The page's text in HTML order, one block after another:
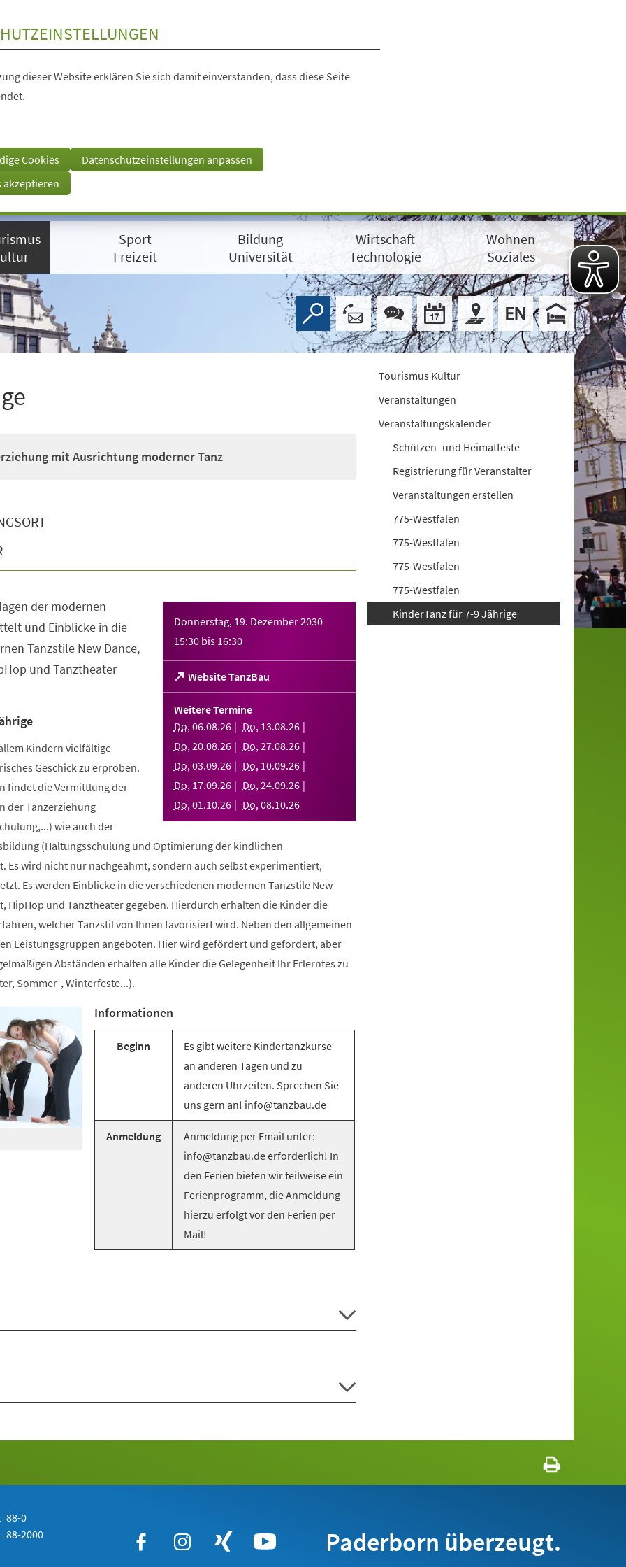
dieser Website erklären Sie sich damit einverstanden, dass diese Seite
Cookies
Datenschutzeinstellungen anpassen
akzeptieren
Sport
Freizeit
Bildung
Universität
Wirtschaft
Technologie
Wohnen
Soziales
mit Ausrichtung moderner Tanz
Donnerstag, 19. Dezember 2030
15:30 bis 16:30
Website TanzBau
(Öffnet
in
einem
Tab)
Weitere Termine
Do,06.08.26 Do, 13.08.26
Do,20.08.26 Do,27.08.26
Do,03.09.26 Do, 10.09.26
Do, 17.09.26 Do,24.09.26
Do,01.10.26 Do,08.10.26
der modernen
und Einblicke in die
Tanzstile New Dance,
und Tanztheater
Kindern vielfältige
Geschick zu erproben.
findet die Vermittlung der
der Tanzerziehung
wie auch der
(Haltungsschulung und Optimierung der kindlichen
Es wird nicht nur nachgeahmt, sondern auch selbst experimentiert,
Es werden Einblicke in die verschiedenen modernen Tanzstile New
HipHop und Tanztheater gegeben. Hierdurch erhalten die Kinder die
welcher Tanzstil von Ihnen favorisiert wird. Neben den allgemeinen
Leistungsgruppen angeboten. Hier wird gefördert und gefordert, aber
Abständen erhalten alle Kinder die Gelegenheit Ihr Erlerntes zu
Sommer-, Winterfeste...).
Informationen
Beginn
Es gibt weitere Kindertanzkurse
an anderen Tagen und zu
anderen Uhrzeiten. Sprechen Sie
uns gern an! info@tanzbau.de
Anmeldung
Anmeldung per Email unter:
info@tanzbau.de erforderlich! In
den Ferien bieten wir teilweise ein
Ferienprogramm, die Anmeldung
hierzu erfolgt vor den Ferien per
Mail!
Tourismus Kultur
Veranstaltungen
Veranstaltungskalender
Schützen- und Heimatfeste
Registrierung für Veranstalter
Veranstaltungen erstellen
775-Westfalen
775-Westfalen
775-Westfalen
775-Westfalen
KinderTanz für 7-9 Jährige
88-0
88-2000 Paderborn überzeugt.